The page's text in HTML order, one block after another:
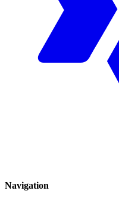
Navigation